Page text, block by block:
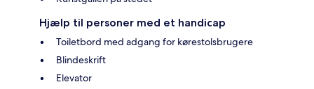
Hjælp til personer med et handicap
Toiletbord med adgang for kørestolsbrugere
Blindeskrift
Elevator